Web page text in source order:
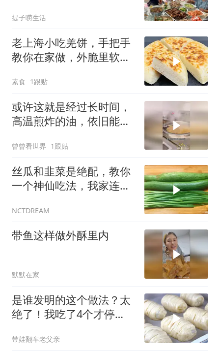
提子唠生活
老上海小吃羌饼，手把手
教你在家做，外脆里软，
素食 1跟贴
或许这就是经过长时间，
高温煎炸的油，依旧能保
曾曾看世界 1跟贴
丝瓜和韭菜是绝配，教你
一个神仙吃法，我家连吃
NCTDREAM
带鱼这样做外酥里内
默默在家
是谁发明的这个做法？太
绝了！我吃了4个才停
带娃翻车老父亲